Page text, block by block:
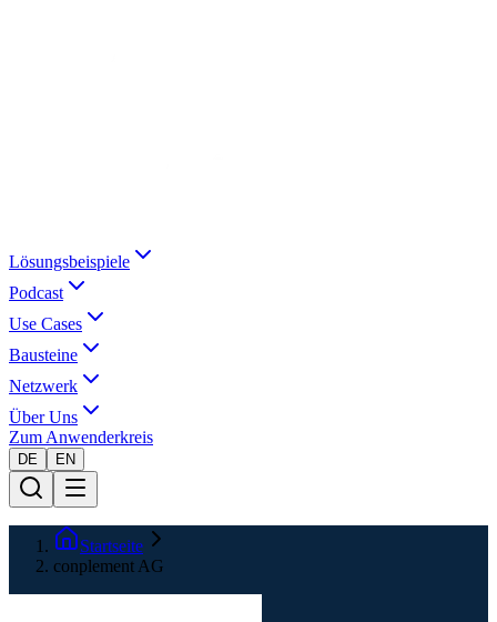
Lösungsbeispiele
Podcast
Use Cases
Bausteine
Netzwerk
Über Uns
Zum Anwenderkreis
DE EN
Startseite
conplement AG